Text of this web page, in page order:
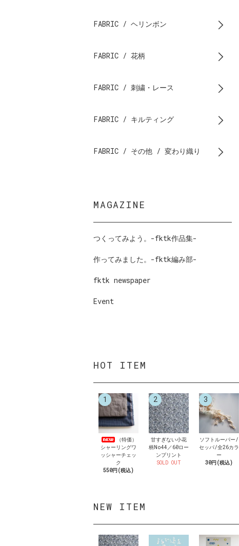
FABRIC / ヘリンボン
FABRIC / 花柄
FABRIC / 刺繍・レース
FABRIC / キルティング
FABRIC / その他 / 変わり織り
MAGAZINE
つくってみよう。-fktk作品集-
作ってみました。-fktk編み部-
fktk newspaper
Event
HOT ITEM
1
（特価）
シャーリングワ
ッシャーチェッ
ク
550円(税込)
2
甘すぎない小花
柄No44／60ロー
ンプリント
SOLD OUT
3
ソフトルーパー/
セッパ/全26カラ
ー
30円(税込)
NEW ITEM